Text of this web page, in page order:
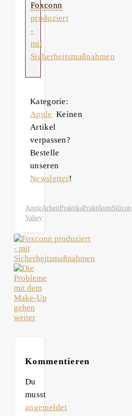
Foxconn
produziert
-
mit
Sicherheitsmaßnahmen
Kategorie:
Apple Keinen
Artikel
verpassen?
Bestelle
unseren
Newsletter!
AppleArbeitPraktikaPraktikumSilicon
Valley
Kommentieren
Du
musst
angemeldet